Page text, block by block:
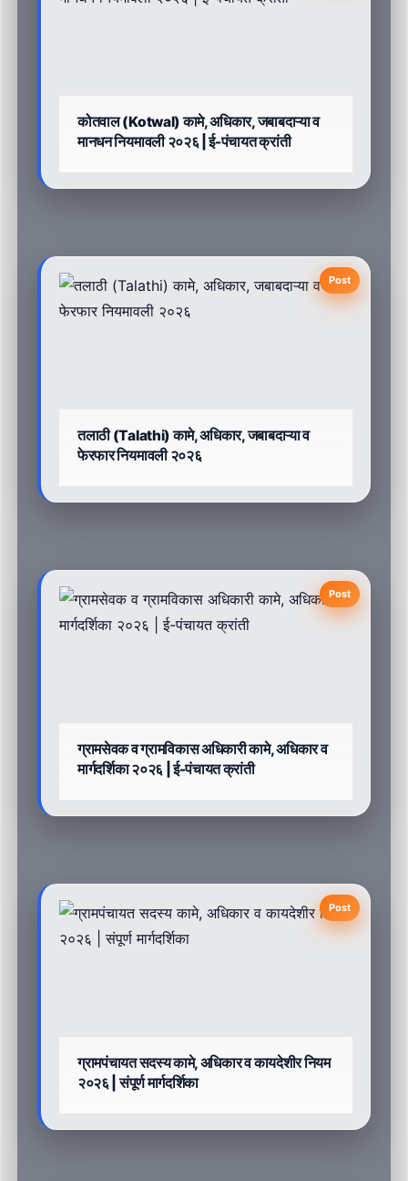
कोतवाल (Kotwal) कामे, अधिकार, जबाबदाऱ्या व
मानधन नियमावली २०२६ | ई-पंचायत क्रांती
Post
तलाठी (Talathi) कामे, अधिकार, जबाबदाऱ्या व
फेरफार नियमावली २०२६
Post
ग्रामसेवक व ग्रामविकास अधिकारी कामे, अधिकार व
मार्गदर्शिका २०२६ | ई-पंचायत क्रांती
Post
ग्रामपंचायत सदस्य कामे, अधिकार व कायदेशीर नियम
२०२६ | संपूर्ण मार्गदर्शिका